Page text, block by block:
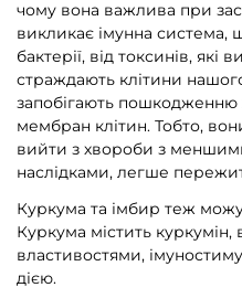
чому вона важлива при
викликає імунна система,
бактерії, від токсинів, які
страждають клітини
запобігають пошкодженню
мембран клітин. Тобто,
вийти з хвороби з
наслідками, легше
Куркума та імбир теж
Куркума містить
властивостями,
дією.